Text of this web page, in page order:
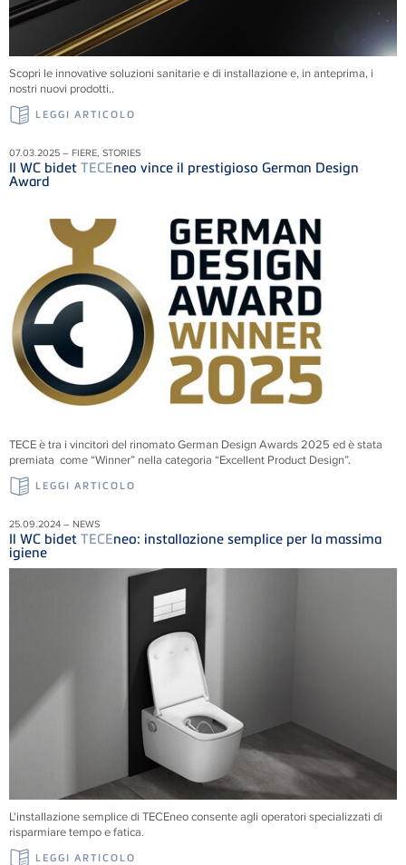
Scopri le innovative soluzioni sanitarie e di installazione e, in anteprima, i
nostri nuovi prodotti..
LEGGI ARTICOLO
07.03.2025 – FIERE, STORIES
Il WC bidet TECEneo vince il prestigioso German Design
Award
TECE è tra i vincitori del rinomato German Design Awards 2025 ed è stata
premiata come “Winner” nella categoria “Excellent Product Design”.
LEGGI ARTICOLO
25.09.2024 – NEWS
Il WC bidet TECEneo: installazione semplice per la massima
igiene
L'installazione semplice di TECEneo consente agli operatori specializzati di
risparmiare tempo e fatica.
LEGGI ARTICOLO